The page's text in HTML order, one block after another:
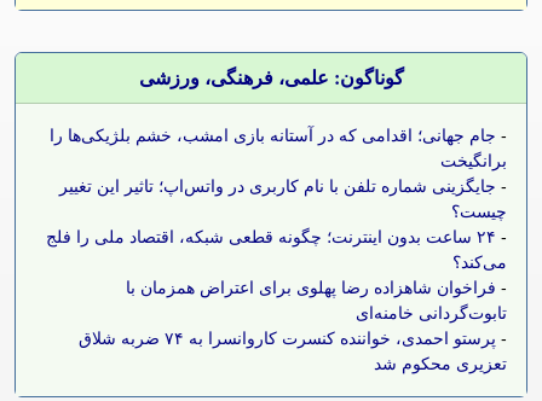
گوناگون: علمی، فرهنگی، ورزشی
- جام جهانی؛ اقدامی که در آستانه بازی امشب، خشم بلژیکی‌ها را
برانگیخت
- جایگزینی شماره تلفن با نام کاربری در واتس‌اپ؛ تاثیر این تغییر
چیست؟
-
۲۴ ساعت بدون اینترنت؛ چگونه قطعی شبکه، اقتصاد ملی را فلج
می‌کند؟
- فراخوان شاهزاده رضا پهلوی برای اعتراض همزمان با
تابوت‌گردانی خامنه‌ای
-
پرستو احمدی، خواننده کنسرت کاروانسرا به ۷۴ ضربه شلاق
تعزیری محکوم شد